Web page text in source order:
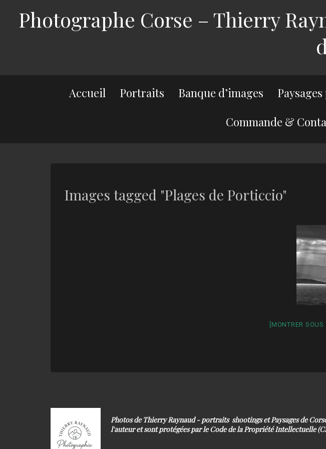
Photographe Corse – Thierry
Accueil Portraits Banque d’images
Commande &
Images tagged "Plages de Porticcio"
[MONTRER
Photos de Thierry Raynaud - portraits shootings et Paysages de
l'auteur et sont protégées par le Code de la Propriété Intellectuelle